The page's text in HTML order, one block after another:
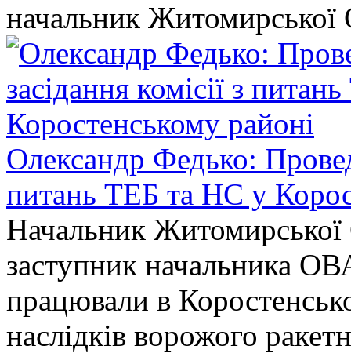
начальник
Олександр Федько:
питань ТЕБ та НС у
Начальник
заступник начальника
працювали в
наслідків ворожого